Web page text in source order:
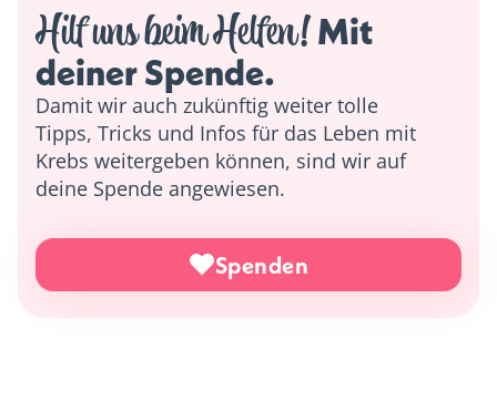
Hilf uns beim Helfen! Mit
deiner Spende.
Damit wir auch zukünftig weiter tolle
Tipps, Tricks und Infos für das Leben mit
Krebs weitergeben können, sind wir auf
deine Spende angewiesen.
Spenden